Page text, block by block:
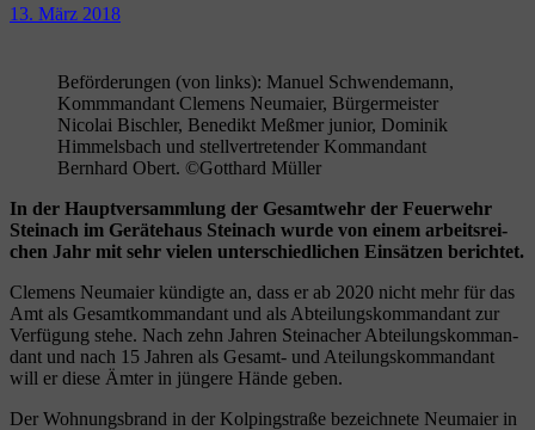
13. März 2018
Beförderungen (von links): Manuel Schwendemann,
Kommmandant Clemens Neumaier, Bürgermeister
Nicolai Bischler, Benedikt Meßmer junior, Dominik
Himmelsbach und stellvertretender Kommandant
Bernhard Obert. ©Gotthard Müller
In der Haupt­ver­samm­lung der Gesamt­wehr der Feu­er­wehr
Stein­ach im Gerä­te­haus Stein­ach wur­de von einem arbeits­rei­
chen Jahr mit sehr vie­len unter­schied­li­chen Ein­sät­zen berichtet.
Cle­mens Neu­mai­er kün­dig­te an, dass er ab 2020 nicht mehr für das
Amt als Gesamt­kom­man­dant und als Abtei­lungs­kom­man­dant zur
Ver­fü­gung ste­he. Nach zehn Jah­ren Steinacher Abtei­lungs­kom­man­
dant und nach 15 Jah­ren als Gesamt- und Atei­lungs­kom­man­dant
will er die­se Ämter in jün­ge­re Hän­de geben.
Der Woh­nungs­brand in der Kol­ping­stra­ße bezeich­ne­te Neu­mai­er in